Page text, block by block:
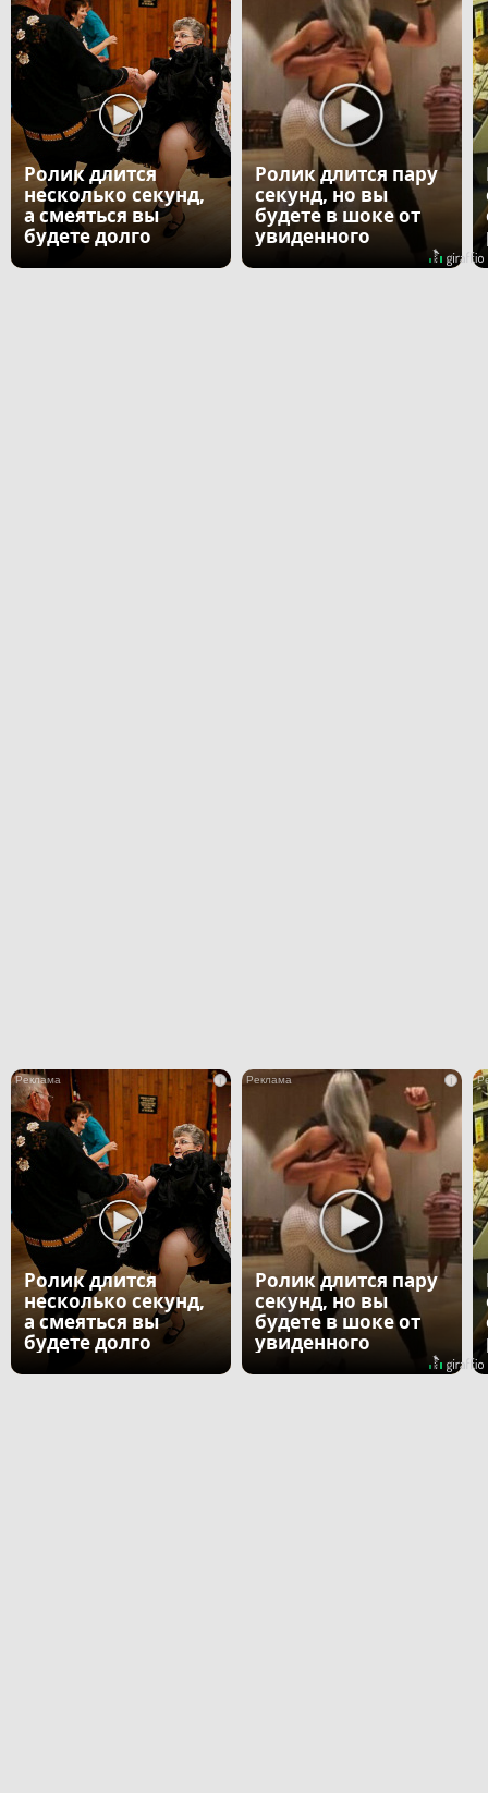
Ролик длится
несколько секунд,
а смеяться вы
будете долго
Ролик длится пару
секунд, но вы
будете в шоке от
увиденного
i
Ролик длится
несколько секунд,
а смеяться вы
будете долго
i
Ролик длится пару
секунд, но вы
будете в шоке от
увиденного